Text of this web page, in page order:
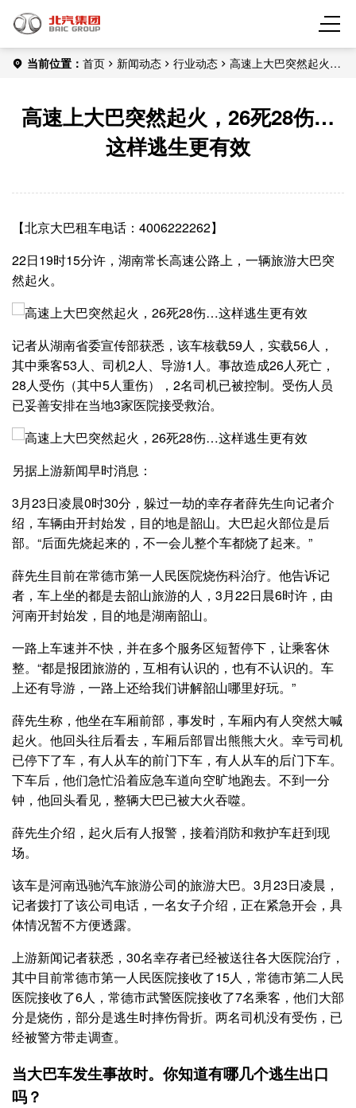
当前位置： 首页 新闻动态 行业动态
高速上大巴突然起火，
高速上大巴突然起火，26死28伤…
这样逃生更有效
【北京大巴租车电话：4006222262】
22日19时15分许，湖南常长高速公路上，一辆旅游大巴突
然起火。
记者从湖南省委宣传部获悉，该车核载59人，实载56人，
其中乘客53人、司机2人、导游1人。事故造成26人死亡，
28人受伤（其中5人重伤），2名司机已被控制。受伤人员
已妥善安排在当地3家医院接受救治。
另据上游新闻早时消息：
3月23日凌晨0时30分，躲过一劫的幸存者薛先生向记者介
绍，车辆由开封始发，目的地是韶山。大巴起火部位是后
部。“后面先烧起来的，不一会儿整个车都烧了起来。”
薛先生目前在常德市第一人民医院烧伤科治疗。他告诉记
者，车上坐的都是去韶山旅游的人，3月22日晨6时许，由
河南开封始发，目的地是湖南韶山。
一路上车速并不快，并在多个服务区短暂停下，让乘客休
整。“都是报团旅游的，互相有认识的，也有不认识的。车
上还有导游，一路上还给我们讲解韶山哪里好玩。”
薛先生称，他坐在车厢前部，事发时，车厢内有人突然大喊
起火。他回头往后看去，车厢后部冒出熊熊大火。幸亏司机
已停下了车，有人从车的前门下车，有人从车的后门下车。
下车后，他们急忙沿着应急车道向空旷地跑去。不到一分
钟，他回头看见，整辆大巴已被大火吞噬。
薛先生介绍，起火后有人报警，接着消防和救护车赶到现
场。
该车是河南迅驰汽车旅游公司的旅游大巴。3月23日凌晨，
记者拨打了该公司电话，一名女子介绍，正在紧急开会，具
体情况暂不方便透露。
上游新闻记者获悉，30名幸存者已经被送往各大医院治疗，
其中目前常德市第一人民医院接收了15人，常德市第二人民
医院接收了6人，常德市武警医院接收了7名乘客，他们大部
分是烧伤，部分是逃生时摔伤骨折。两名司机没有受伤，已
经被警方带走调查。
当大巴车发生事故时。你知道有哪几个逃生出口
吗？